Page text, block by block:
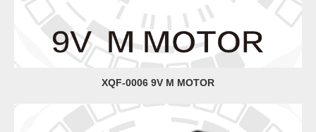
XQF-0006 9V M MOTOR